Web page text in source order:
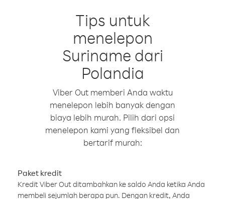
Tips untuk
menelepon
Suriname dari
Polandia
Viber Out memberi Anda waktu
menelepon lebih banyak dengan
biaya lebih murah. Pilih dari opsi
menelepon kami yang fleksibel dan
bertarif murah:
Paket kredit
Kredit Viber Out ditambahkan ke saldo Anda ketika Anda
membeli sejumlah berapa pun. Dengan kredit, Anda